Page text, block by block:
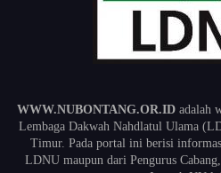
WWW.NUBONTANG.OR.ID adalah
Lembaga Dakwah Nahdlatul Ulama
Timur. Pada portal ini berisi
LDNU maupun dari Pengurus